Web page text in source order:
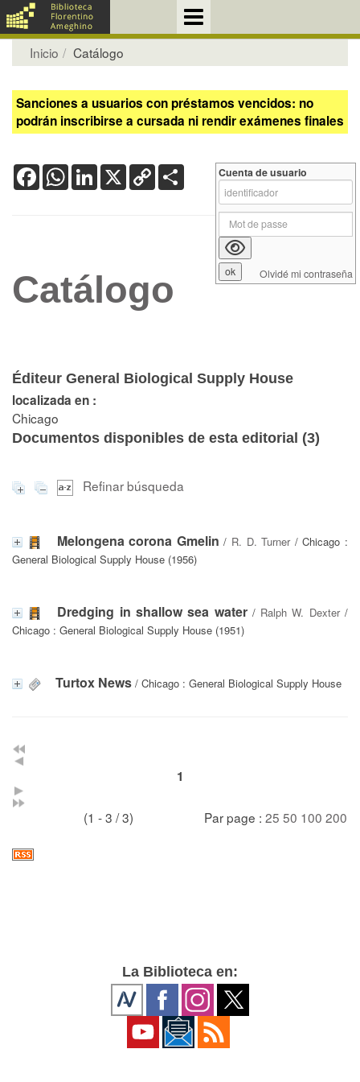
Inicio Catálogo
Sanciones a usuarios con préstamos vencidos: no
podrán inscribirse a cursada ni rendir exámenes finales
FacebookWhatsApp
LinkedIn
X Copy
Link
Catálogo
Éditeur General Biological Supply House
localizada en :
Chicago
Documentos disponibles de esta editorial (3)
Refinar búsqueda
Melongena corona Gmelin / R. D. Turner/ Chicago :
General Biological Supply House (1956)
Dredging in shallow sea water/ Ralph W. Dexter/
Chicago : General Biological Supply House (1951)
Turtox News / Chicago : General Biological Supply House
1
(1 - 3 / 3) Par page : 25 50 100 200
Cuenta de usuario
Olvidé mi contraseña
La Biblioteca en: